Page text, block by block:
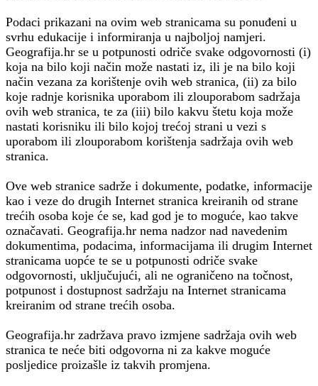
Podaci prikazani na ovim web stranicama su ponuđeni u
svrhu edukacije i informiranja u najboljoj namjeri.
Geografija.hr se u potpunosti odriče svake odgovornosti (i)
koja na bilo koji način može nastati iz, ili je na bilo koji
način vezana za korištenje ovih web stranica, (ii) za bilo
koje radnje korisnika uporabom ili zlouporabom sadržaja
ovih web stranica, te za (iii) bilo kakvu štetu koja može
nastati korisniku ili bilo kojoj trećoj strani u vezi s
uporabom ili zlouporabom korištenja sadržaja ovih web
stranica.
Ove web stranice sadrže i dokumente, podatke, informacije
kao i veze do drugih Internet stranica kreiranih od strane
trećih osoba koje će se, kad god je to moguće, kao takve
označavati. Geografija.hr nema nadzor nad navedenim
dokumentima, podacima, informacijama ili drugim Internet
stranicama uopće te se u potpunosti odriče svake
odgovornosti, uključujući, ali ne ograničeno na točnost,
potpunost i dostupnost sadržaju na Internet stranicama
kreiranim od strane trećih osoba.
Geografija.hr zadržava pravo izmjene sadržaja ovih web
stranica te neće biti odgovorna ni za kakve moguće
posljedice proizašle iz takvih promjena.